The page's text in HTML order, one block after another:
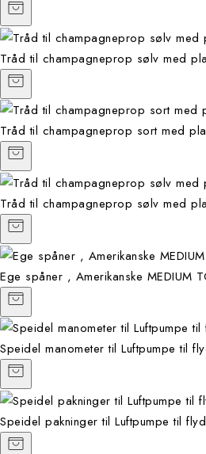
Tråd til champagneprop sølv med
Tråd til champagneprop sort med
Tråd til champagneprop sølv med
Ege spåner , Amerikanske MEDIUM
Speidel manometer til Luftpumpe til
Speidel pakninger til Luftpumpe til